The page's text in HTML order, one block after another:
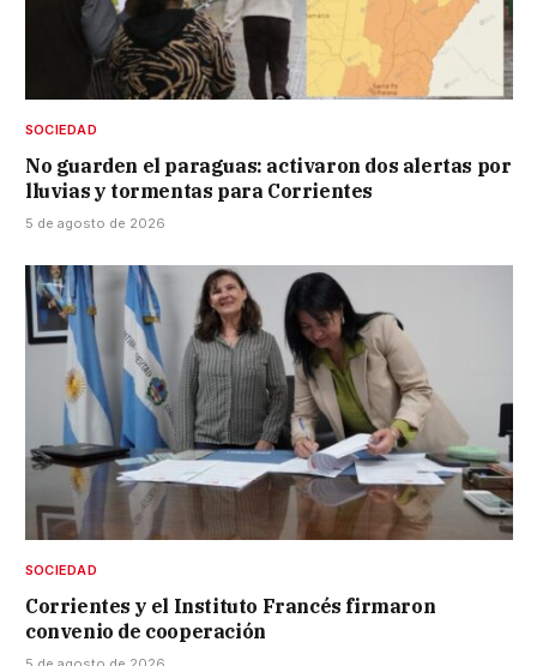
SOCIEDAD
No guarden el paraguas: activaron dos alertas por
lluvias y tormentas para Corrientes
5 de agosto de 2026
SOCIEDAD
Corrientes y el Instituto Francés firmaron
convenio de cooperación